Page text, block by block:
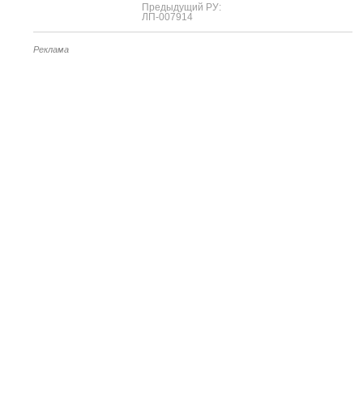
Предыдущий РУ:
ЛП-007914
Реклама